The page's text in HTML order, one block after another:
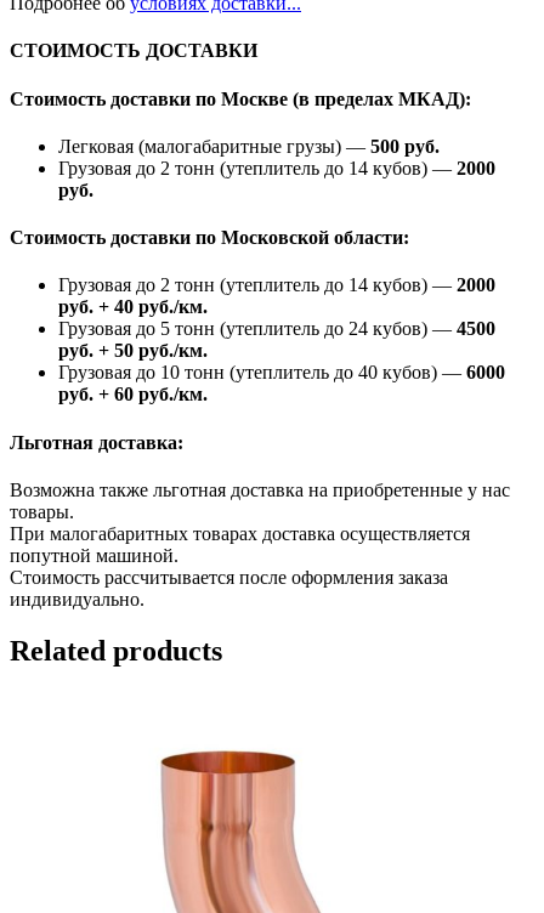
СТОИМОСТЬ ДОСТАВКИ
Стоимость доставки по Москве (в пределах МКАД):
Легковая (малогабаритные грузы) — 500 руб.
Грузовая до 2 тонн (утеплитель до 14 кубов) — 2000
руб.
Стоимость доставки по Московской области:
Грузовая до 2 тонн (утеплитель до 14 кубов) — 2000
руб. + 40 руб./км.
Грузовая до 5 тонн (утеплитель до 24 кубов) — 4500
руб. + 50 руб./км.
Грузовая до 10 тонн (утеплитель до 40 кубов) — 6000
руб. + 60 руб./км.
Льготная доставка:
Возможна также льготная доставка на приобретенные у нас
товары.
При малогабаритных товарах доставка осуществляется
попутной машиной.
Стоимость рассчитывается после оформления заказа
индивидуально.
Related products